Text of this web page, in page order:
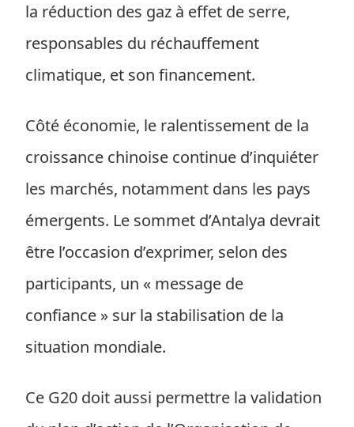
la réduction des gaz à effet de serre,
responsables du réchauffement
climatique, et son financement.
Côté économie, le ralentissement de la
croissance chinoise continue d’inquiéter
les marchés, notamment dans les pays
émergents. Le sommet d’Antalya devrait
être l’occasion d’exprimer, selon des
participants, un « message de
confiance » sur la stabilisation de la
situation mondiale.
Ce G20 doit aussi permettre la validation